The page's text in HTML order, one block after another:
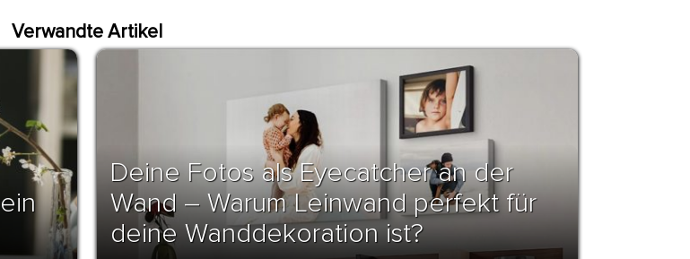
Verwandte Artikel
Deine Fotos als Eyecatcher an der
Wand – Warum Leinwand perfekt für
deine Wanddekoration ist?